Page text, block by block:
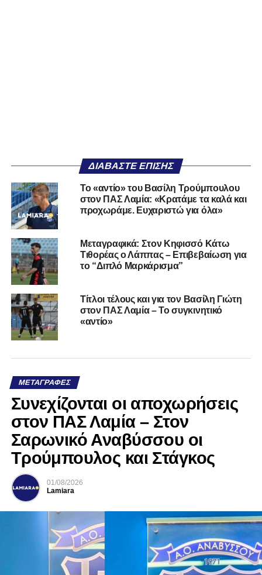
ΔΙΑΒΆΣΤΕ ΕΠΊΣΗΣ
Το «αντίο» του Βασίλη Τρούμπουλου
στον ΠΑΣ Λαμία: «Κρατάμε τα καλά και
προχωράμε. Ευχαριστώ για όλα»
Μεταγραφικά: Στον Κηφισσό Κάτω
Τιθορέας ο Λάππας – Επιβεβαίωση για
το “Διπλό Μαρκάρισμα”
Τίτλοι τέλους και για τον Βασίλη Γιώτη
στον ΠΑΣ Λαμία – Το συγκινητικό
«αντίο»
ΜΕΤΑΓΡΑΦΈΣ
Συνεχίζονται οι αποχωρήσεις
στον ΠΑΣ Λαμία – Στον
Σαρωνικό Αναβύσσου οι
Τρούμπουλος και Στάγκος
01/08/2026
Lamiara